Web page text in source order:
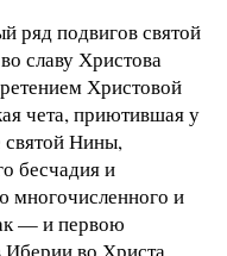
ряд подвигов святой
славу Христова
Христовой
чета, приютившая у
святой Нины,
бесчадия и
многочисленного и
— и первою